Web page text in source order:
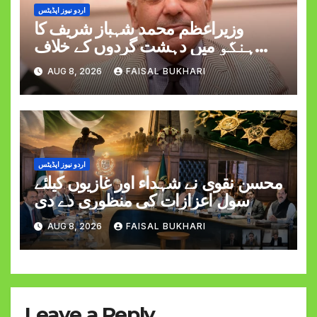
اردو نیوز اپڈیٹس
وزیراعظم محمد شہباز شریف کا
ہنگو میں دہشت گردوں کے خلاف
کارروائی کے دوران کیپٹن حمزہ اکرم
کی شہادت پر اظہارِ افسوس
AUG 8, 2026 FAISAL BUKHARI
اردو نیوز اپڈیٹس
محسن نقوی نے شہداء اور غازیوں کیلئے
سول اعزازات کی منظوری دے دی
AUG 8, 2026 FAISAL BUKHARI